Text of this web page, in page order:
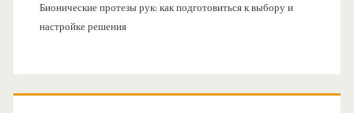
Бионические протезы рук: как подготовиться к выбору и
настройке решения